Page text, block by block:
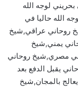
لوجه الله
الله حاليا في
روحاني عراقي,شيخ
يمني,شيخ
مصري,شيخ روحاني
يقبل الدفع بعد
بالمجان,شيخ